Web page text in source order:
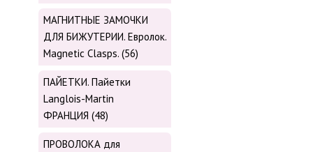
МАГНИТНЫЕ ЗАМОЧКИ
ДЛЯ БИЖУТЕРИИ. Евролок.
Magnetic Сlasps. (56)
ПАЙЕТКИ. Пайетки
Langlois-Martin
ФРАНЦИЯ (48)
ПРОВОЛОКА для